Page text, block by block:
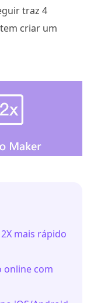
traz 4
criar um
mais rápido
online com